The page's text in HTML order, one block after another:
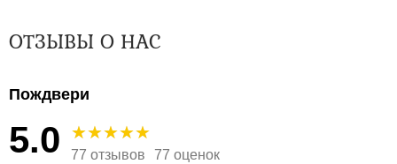
ОТЗЫВЫ О НАС
Пождвери
5.0 77 отзывов 77 оценок